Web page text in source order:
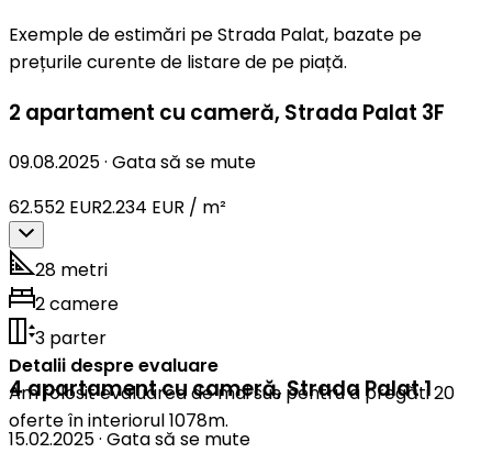
Exemple de estimări pe Strada Palat, bazate pe
prețurile curente de listare de pe piață.
2 apartament cu cameră, Strada Palat 3F
09.08.2025· Gata să se mute
62.552 EUR2.234 EUR / m²
28 metri
2 camere
3 parter
Detalii despre evaluare
Am folosit evaluarea de mai sus pentru a pregăti 20
oferte în interiorul 1078m.
4 apartament cu cameră,Strada Palat 1
15.02.2025· Gata să se mute